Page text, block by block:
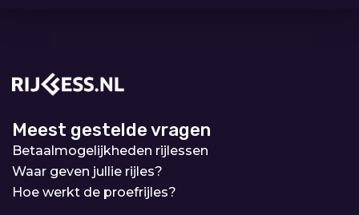
Meest gestelde vragen
Betaalmogelijkheden rijlessen
Waar geven jullie rijles?
Hoe werkt de proefrijles?